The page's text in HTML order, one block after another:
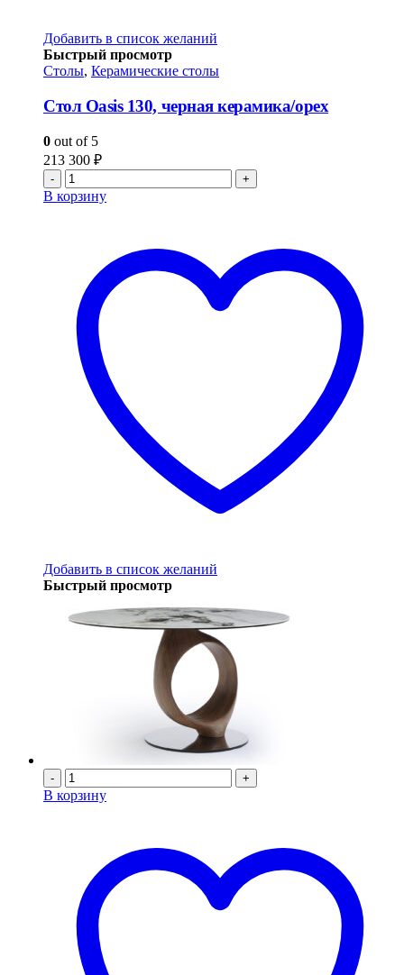
Добавить в список желаний
Быстрый просмотр
Столы, Керамические столы
Стол Oasis 130, черная керамика/орех
0 out of 5
213 300 ₽
- +
В корзину
Добавить в список желаний
Быстрый просмотр
- +
В корзину